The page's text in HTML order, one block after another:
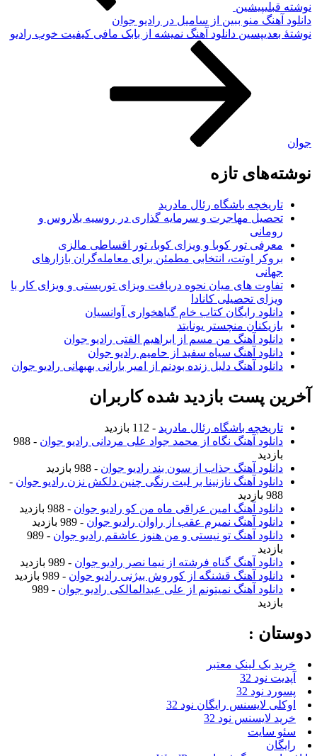
نوشته قبلیپیشین
دانلود آهنگ منو ببین از سامیل در رادیو جوان
نوشته‌ٔ بعدیپسین دانلود آهنگ نمیشه از بابک مافی کیفیت خوب رادیو
جوان
نوشته‌های تازه
تاریخچه باشگاه رئال مادرید
تحصیل مهاجرت و سرمایه گذاری در روسیه بلاروس و
رومانی
معرفی تور کوبا و ویزای کوبا، تور اقساطی مالزی
بروکر اوتت، انتخابی مطمئن برای معامله‌گران بازارهای
جهانی
تفاوت های میان نحوه دریافت ویزای توریستی و ویزای کار با
ویزای تحصیلی کانادا
دانلود رایگان کتاب خام گیاهخواری آوانسیان
بازیکنان منچستر یونایتد
دانلود آهنگ من مسم از ابراهیم الفتی رادیو جوان
دانلود آهنگ سیاه سفید از حامیم رادیو جوان
دانلود آهنگ دلیل زنده بودنم از امیر بارانی بهبهانی رادیو جوان
آخرین پست بازدید شده کاربران
تاریخچه باشگاه رئال مادرید - 112 بازدید
دانلود آهنگ نگاه از محمد جواد علی مردانی رادیو جوان
- 988
بازدید
دانلود آهنگ جذاب از سون بند رادیو جوان - 988 بازدید
دانلود آهنگ نازنینا بر لبت رنگی چنین دلکش نزن رادیو جوان -
988 بازدید
دانلود آهنگ امین عراقی ماه من کو رادیو جوان - 988 بازدید
دانلود آهنگ نمیرم عقب از راوان رادیو جوان - 989 بازدید
دانلود آهنگ تو نیستی و من هنوز عاشقم رادیو جوان
- 989
بازدید
دانلود آهنگ گناه فرشته از نیما نصر رادیو جوان - 989 بازدید
دانلود آهنگ قشنگه از کوروش بیژنی رادیو جوان - 989 بازدید
دانلود آهنگ نمیتونم از علی عبدالمالکی رادیو جوان
- 989
بازدید
دوستان :
خرید بک لینک معتبر
آپدیت نود 32
پسورد نود 32
اوکلی لایسنس رایگان نود 32
خرید لایسنس نود 32
سئو سایت
رایگان